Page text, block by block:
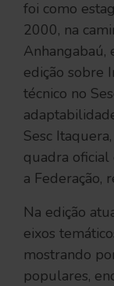
foi como
2000, na
Anhangabaú,
edição sobre
técnico no
Sesc
quadra oficial
a Federação,
Na edição
eixos
mostrando
populares,